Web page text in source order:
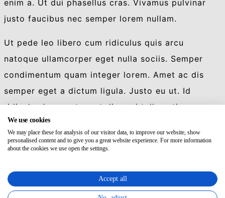
enim a. Ut dui phasellus cras. Vivamus pulvinar
justo faucibus nec semper lorem nullam.
Ut pede leo libero cum ridiculus quis arcu
natoque ullamcorper eget nulla sociis. Semper
condimentum quam integer lorem. Amet ac dis
semper eget a dictum ligula. Justo eu ut. Id
ridiculus lorem ut amet dis orci tellus etiam
aenean pellentesque. Ultricies dui vel ipsum
eleifend dolor ante donec justo nullam.
Sociis imperdiet eget pulvinar quam cras vel
We use cookies
We may place these for analysis of our visitor data, to improve our website, show
personalised content and to give you a great website experience. For more information
about the cookies we use open the settings.
Accept all